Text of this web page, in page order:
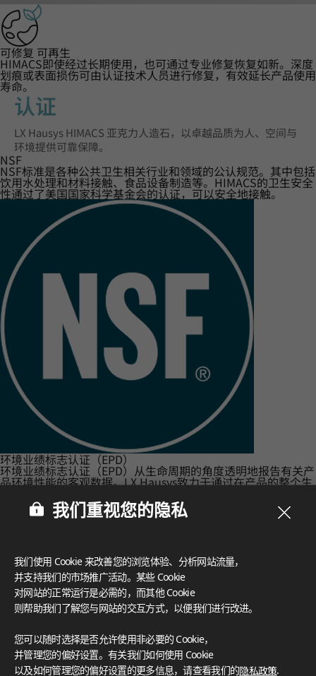
可修复 可再生
HIMACS即使经过长期使用，也可通过专业修复恢复如新。深度
划痕或表面损伤可由认证技术人员进行修复，有效延长产品使用
寿命。
认证‌
LX Hausys HIMACS 亚克力人造石，以卓越品质为人、空间与
环境提供可靠保障。
NSF
NSF标准是各种公共卫生相关行业和领域的公认规范。其中包括
饮用水处理和材料接触、食品设备制造等。HIMACS的卫生安全
性通过了美国国家科学基金会的认证，可以安全地接触。
环境业绩标志认证（EPD）
环境业绩标志认证（EPD）从生命周期的角度透明地报告有关产
品环境性能的客观数据。LX Hausys致力于通过在产品的整个生
制造环保产品。我们重视您的隐私
我们使用 Cookie 来改善您的浏览体验、分析网站流量，
并支持我们的市场推广活动。某些 Cookie
对网站的正常运行是必需的，而其他 Cookie
则帮助我们了解您与网站的交互方式，以便我们进行改进。
您可以随时选择是否允许使用非必要的 Cookie，
并管理您的偏好设置。有关我们如何使用 Cookie
以及如何管理您的偏好设置的更多信息，请查看我们的隐私政策.